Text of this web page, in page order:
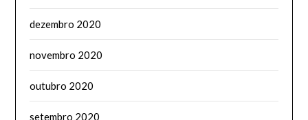
dezembro 2020
novembro 2020
outubro 2020
setembro 2020